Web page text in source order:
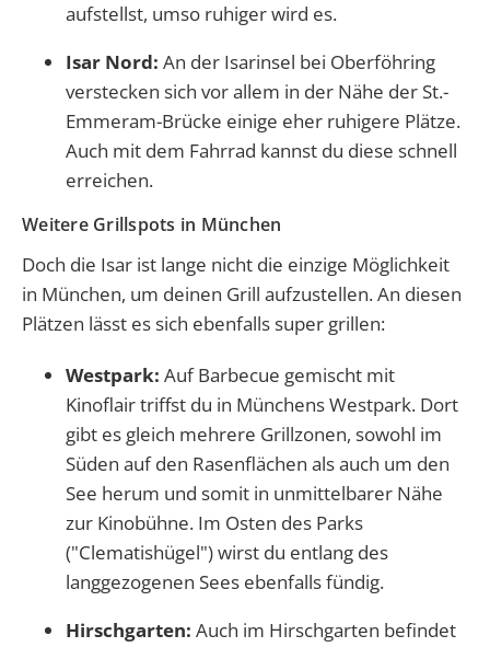
aufstellst, umso ruhiger wird es.
Isar Nord: An der Isarinsel bei Oberföhring
verstecken sich vor allem in der Nähe der St.-
Emmeram-Brücke einige eher ruhigere Plätze.
Auch mit dem Fahrrad kannst du diese schnell
erreichen.
Weitere Grillspots in München
Doch die Isar ist lange nicht die einzige Möglichkeit
in München, um deinen Grill aufzustellen. An diesen
Plätzen lässt es sich ebenfalls super grillen:
Westpark: Auf Barbecue gemischt mit
Kinoflair triffst du in Münchens Westpark. Dort
gibt es gleich mehrere Grillzonen, sowohl im
Süden auf den Rasenflächen als auch um den
See herum und somit in unmittelbarer Nähe
zur Kinobühne. Im Osten des Parks
("Clematishügel") wirst du entlang des
langgezogenen Sees ebenfalls fündig.
Hirschgarten: Auch im Hirschgarten befindet